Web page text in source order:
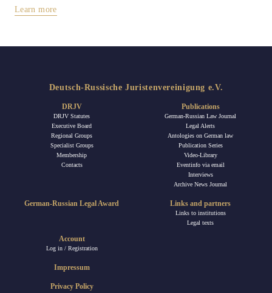
Learn more
Deutsch-Russische Juristenvereinigung e.V.
DRJV
DRJV Statutes
Executive Board
Regional Groups
Specialist Groups
Membership
Contacts
Publications
German-Russian Law Journal
Legal Alerts
Antologies on German law
Publication Series
Video-Library
Eventinfo via email
Interviews
Archive News Journal
German-Russian Legal Award
Account
Log in / Registration
Links and partners
Links to institutions
Legal texts
Impressum
Privacy Policy